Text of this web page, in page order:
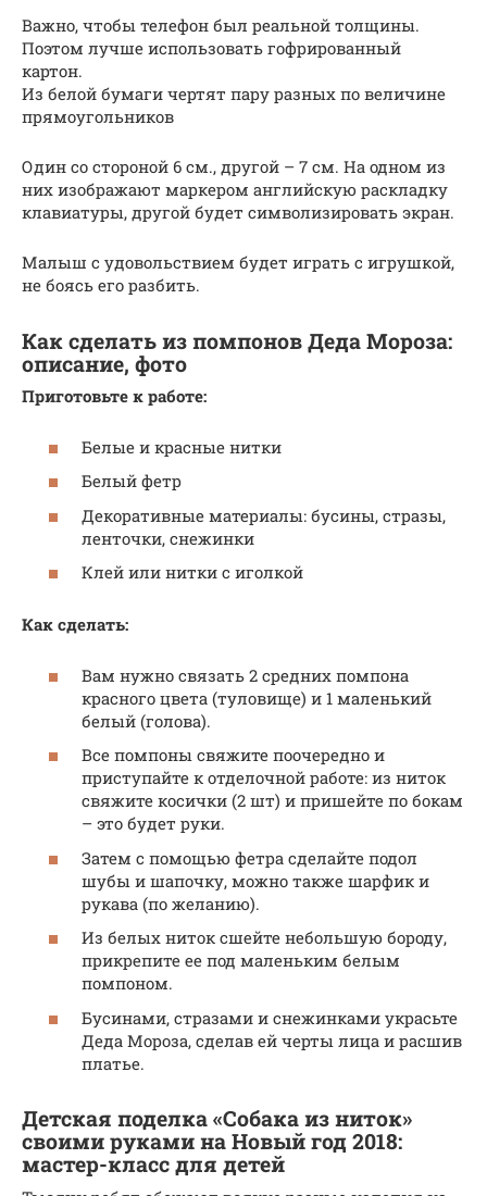
Важно, чтобы телефон был реальной толщины.
Поэтом лучше использовать гофрированный
картон.
Из белой бумаги чертят пару разных по величине
прямоугольников
Один со стороной 6 см., другой – 7 см. На одном из
них изображают маркером английскую раскладку
клавиатуры, другой будет символизировать экран.
Малыш с удовольствием будет играть с игрушкой,
не боясь его разбить.
Как сделать из помпонов Деда Мороза:
описание, фото
Приготовьте к работе:
Белые и красные нитки
Белый фетр
Декоративные материалы: бусины, стразы,
ленточки, снежинки
Клей или нитки с иголкой
Как сделать:
Вам нужно связать 2 средних помпона
красного цвета (туловище) и 1 маленький
белый (голова).
Все помпоны свяжите поочередно и
приступайте к отделочной работе: из ниток
свяжите косички (2 шт) и пришейте по бокам
– это будет руки.
Затем с помощью фетра сделайте подол
шубы и шапочку, можно также шарфик и
рукава (по желанию).
Из белых ниток сшейте небольшую бороду,
прикрепите ее под маленьким белым
помпоном.
Бусинами, стразами и снежинками украсьте
Деда Мороза, сделав ей черты лица и расшив
платье.
Детская поделка «Собака из ниток»
своими руками на Новый год 2018:
мастер-класс для детей